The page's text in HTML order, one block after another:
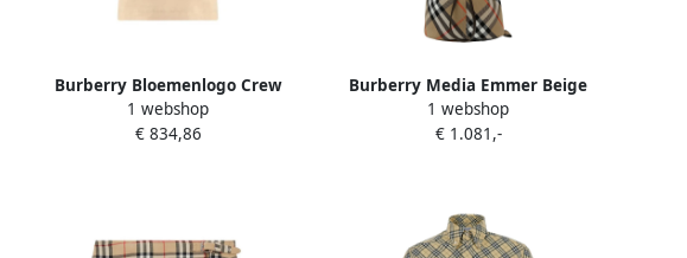
Burberry Bloemenlogo Crew
Neck T-shirt Beige Dames
1 webshop
€ 834,86
Burberry Media Emmer Beige
Dames
1 webshop
€ 1.081,-